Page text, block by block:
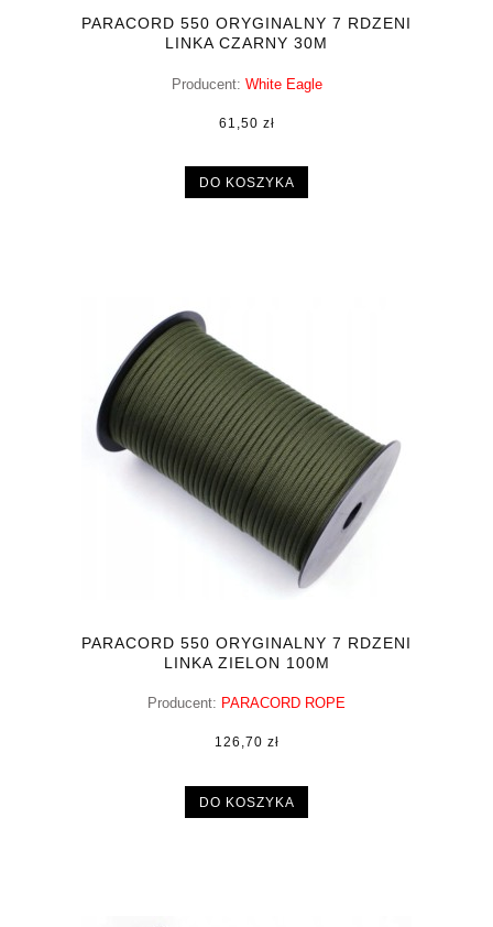
PARACORD 550 ORYGINALNY 7 RDZENI
LINKA CZARNY 30M
Producent: White Eagle
61,50 zł
DO KOSZYKA
PARACORD 550 ORYGINALNY 7 RDZENI
LINKA ZIELON 100M
Producent: PARACORD ROPE
126,70 zł
DO KOSZYKA